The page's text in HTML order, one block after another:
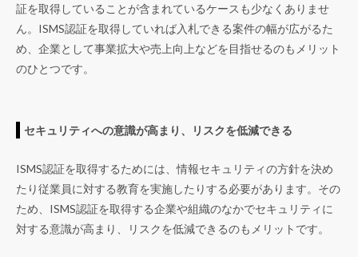
証を取得していることが含まれているケースも少なくありませ
ん。ISMS認証を取得していれば入札できる案件の幅が広がるた
め、企業として事業拡大や売上向上などを目指せるのもメリット
のひとつです。
セキュリティへの意識が高まり、リスクを低減できる
ISMS認証を取得するためには、情報セキュリティの方針を決め
たり従業員に対する教育を実施したりする必要があります。その
ため、ISMS認証を取得する企業や組織のなかでセキュリティに
対する意識が高まり、リスクを低減できるのもメリットです。